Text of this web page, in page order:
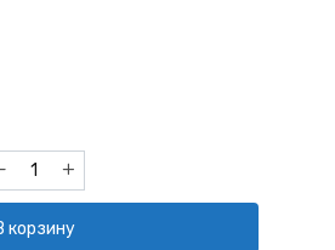
корзину